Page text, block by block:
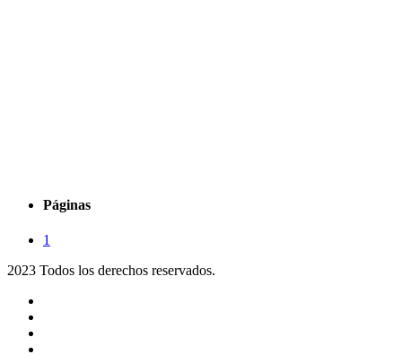
Páginas
1
2023 Todos los derechos reservados.